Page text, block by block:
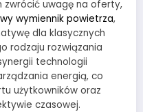
zwrócić uwagę na oferty,
wymiennik powietrza,
dla klasycznych
rodzaju rozwiązania
technologii
energią, co
użytkowników oraz
czasowej.